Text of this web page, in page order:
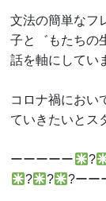
文法の簡単なフ
子と゛もたちの
話を軸にしてい
コロナ禍におい
ていきたいとス
ーーーーー ?
?
? ?ーー